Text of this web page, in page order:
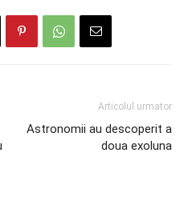
Articolul urmator
Astronomii au descoperit a
doua exoluna